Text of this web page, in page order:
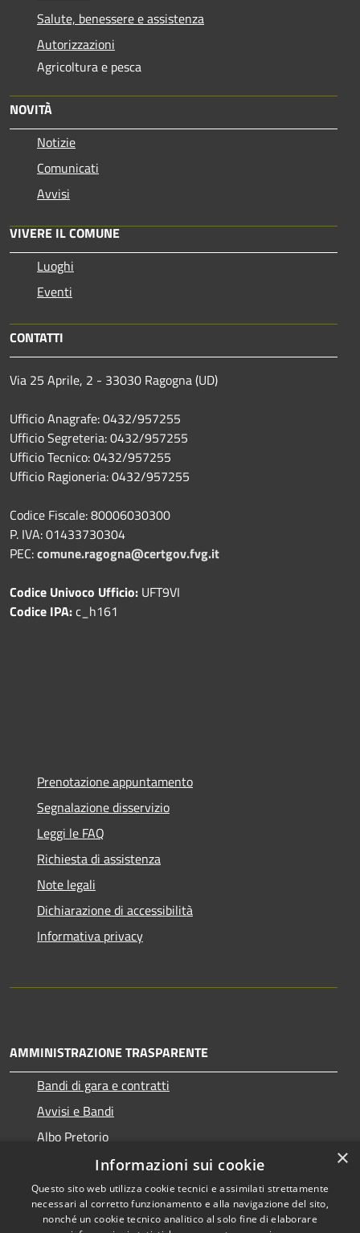
Salute, benessere e assistenza
Autorizzazioni
Agricoltura e pesca
NOVITÀ
Notizie
Comunicati
Avvisi
VIVERE IL COMUNE
Luoghi
Eventi
CONTATTI
Via 25 Aprile, 2 - 33030 Ragogna (UD)
Ufficio Anagrafe: 0432/957255
Ufficio Segreteria: 0432/957255
Ufficio Tecnico: 0432/957255
Ufficio Ragioneria: 0432/957255
Codice Fiscale: 80006030300
P. IVA: 01433730304
PEC:comune.ragogna@certgov.fvg.it
Codice Univoco Ufficio: UFT9VI
Codice IPA:c_h161
Prenotazione appuntamento
Segnalazione disservizio
Leggi le FAQ
Richiesta di assistenza
Note legali
Dichiarazione di accessibilità
Informativa privacy
AMMINISTRAZIONE TRASPARENTE
Bandi di gara e contratti
Avvisi e Bandi
Albo Pretorio
Copyright © 2026 • Comune di
×
Informazioni sui cookie
Questo sito web utilizza cookie tecnici e assimilati strettamente
necessari al corretto funzionamento e alla navigazione del sito,
nonché un cookie tecnico analitico al solo fine di elaborare